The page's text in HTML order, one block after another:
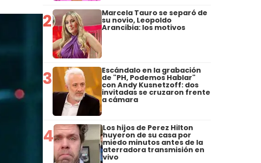
2 Marcela Tauro se separó de
su novio, Leopoldo
Arancibia: los motivos
3 Escándalo en la grabación
de "PH, Podemos Hablar"
con Andy Kusnetzoff: dos
invitadas se cruzaron frente
a cámara
4 Los hijos de Perez Hilton
huyeron de su casa por
miedo minutos antes de la
aterradora transmisión en
vivo